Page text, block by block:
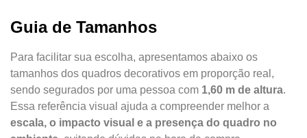
Guia de Tamanhos
Para facilitar sua escolha, apresentamos abaixo os
tamanhos dos quadros decorativos em proporção real,
sendo segurados por uma pessoa com 1,60 m de altura.
Essa referência visual ajuda a compreender melhor a
escala, o impacto visual e a presença do quadro no